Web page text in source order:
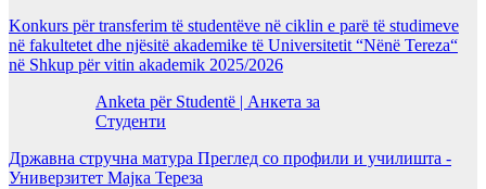
Konkurs për transferim të studentëve në ciklin e parë të studimeve
në fakultetet dhe njësitë akademike të Universitetit “Nënë Tereza“
në Shkup për vitin akademik 2025/2026
Anketa për Studentë | Анкета за
Студенти
Државна стручна матура Преглед со профили и училишта -
Универзитет Мајка Тереза